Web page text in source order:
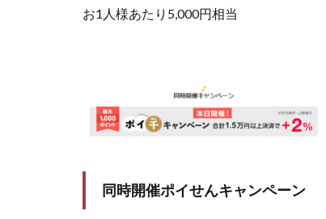
お1人様あたり5,000円相当
同時開催ポイせんキャンペーン